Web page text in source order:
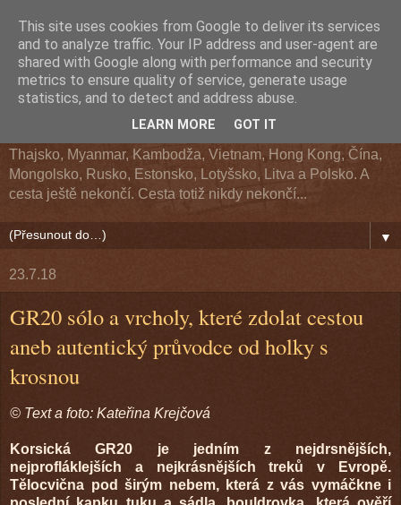
Z cesty kolem světa
Cestopis z cesty kolem světa. Navštívené země: Argentina,
Thajsko, Myanmar, Kambodža, Vietnam, Hong Kong, Čína,
Mongolsko, Rusko, Estonsko, Lotyšsko, Litva a Polsko. A
cesta ještě nekončí. Cesta totiž nikdy nekončí...
▼
23.7.18
GR20 sólo a vrcholy, které zdolat cestou
aneb autentický průvodce od holky s
krosnou
© Text a foto: Kateřina Krejčová
Korsická GR20 je jedním z nejdrsnějších,
nejprofláklejších a nejkrásnějších treků v Evropě.
Tělocvična pod širým nebem, která z vás vymáčkne i
This site uses cookies from Google to deliver its services
and to analyze traffic. Your IP address and user-agent are
shared with Google along with performance and security
metrics to ensure quality of service, generate usage
statistics, and to detect and address abuse.
LEARN MORE GOT IT